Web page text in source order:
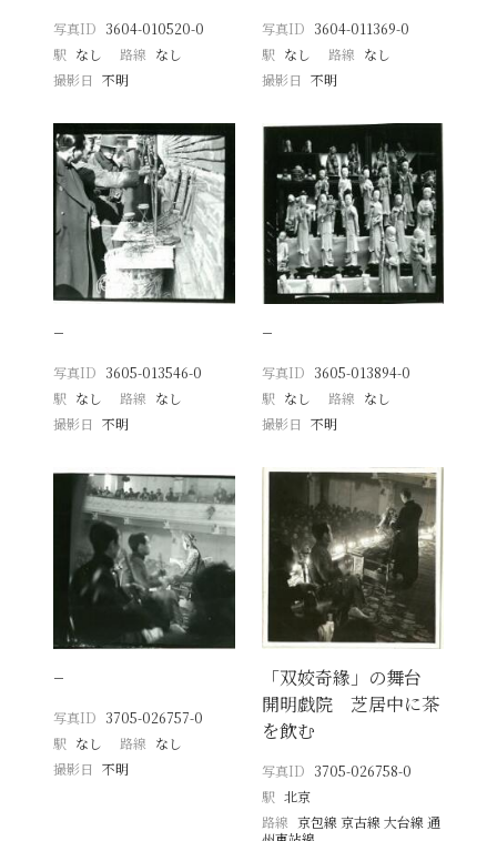
写真ID 3604-010520-0
駅 なし 路線 なし
撮影日
不明
写真ID 3604-011369-0
駅 なし 路線 なし
撮影日 不明
−
写真ID 3605-013546-0
駅 なし 路線 なし
撮影日
不明
−
写真ID 3605-013894-0
駅 なし 路線 なし
撮影日 不明
−
写真ID 3705-026757-0
駅 なし 路線 なし
撮影日
不明
「双姣奇緣」の舞台
開明戯院 芝居中に茶
を飲む
写真ID 3705-026758-0
駅 北京
路線 京包線 京古線 大台線 通